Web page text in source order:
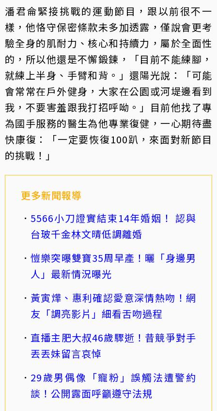
潘君侖緊接挑戰的運動節目，跟以前很不一
樣，他恪守保密條款未多加透露，僅說會更考
驗全身的肌耐力、核心和持續力，屬於全面性
的，所以他還是不懈鍛鍊，「目前不能練腳，
就練上半身、手臂和背。」還陽光說：「可能
會常常在戶外健身，大家在公園或河堤邊看到
我，不要害羞跟我打招呼呦。」目前他找了專
為國手服務的醫生為他專業復健，一心期待盡
快康復：「一定要恢復100趴，來面對新節目
的挑戰！」
更多新聞報導
5566小刀證實結束14年婚姻！ 認與
台玻千金林文晴低調離婚
愷樂突曝雙寶35周早產！曬「身邊男
人」最新情況曝光
黃寅燁、惠利確認愛意深情熱吻！網
友「調亮影片」細看舌吻過程
直播主肥大叔46歲驟逝！昔競爭對手
丟丟妹留言哀悼
29歲男偶像「寵粉」誤觸法遭警約
談！公開露面呼籲遵守法規